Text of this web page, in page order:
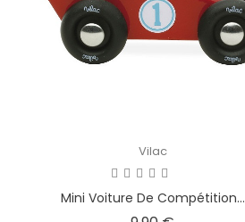
Vilac
Mini Voiture De Compétition...